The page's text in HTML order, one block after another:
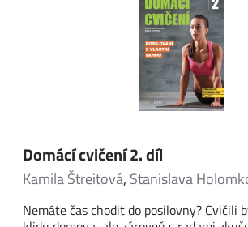
Domácí cvičení 2. díl
Kamila Štreitová, Stanislava
Nemáte čas chodit do posilovny? Cvičili